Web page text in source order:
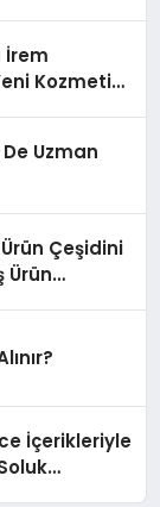
İrem
Kozmetik
Uzman
Çeşidini
Ürün
İçerikleriyle